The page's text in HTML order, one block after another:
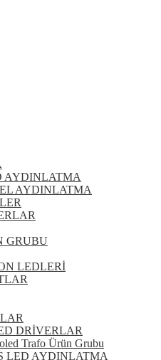
AYDINLATMA
AYDINLATMA
GRUBU
LEDLERİ
DRİVERLAR
Trafo Ürün Grubu
LED AYDINLATMA